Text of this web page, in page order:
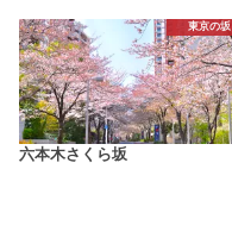
東京の坂
六本木さくら坂